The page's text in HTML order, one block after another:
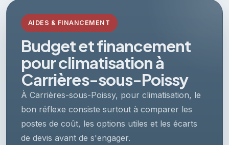
AIDES & FINANCEMENT
Budget et financement
pour climatisation à
Carrières-sous-Poissy
À Carrières-sous-Poissy, pour climatisation, le
bon réflexe consiste surtout à comparer les
postes de coût, les options utiles et les écarts
de devis avant de s'engager.